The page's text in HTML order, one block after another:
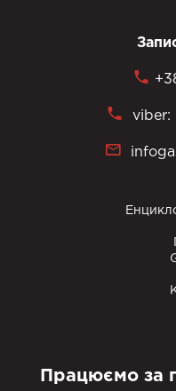
viber:
Працюємо за